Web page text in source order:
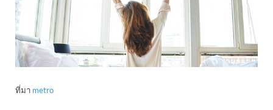
ที่มา metro